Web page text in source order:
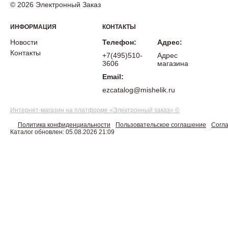
© 2026 Электронный Заказ
ИНФОРМАЦИЯ
Новости
Контакты
КОНТАКТЫ
Телефон:
+7(495)510-
3606
Email:
ezcatalog@mishelik.ru
Адрес:
Адрес
магазина
Интернет-магазин на платформе «Электронный заказ» ©
Политика конфиденциальности Пользовательское соглашение
Каталог обновлен: 05.08.2026 21:09